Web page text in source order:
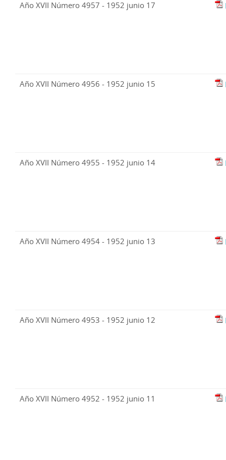
Año XVII Número 4957 - 1952 junio 17
Año XVII Número 4956 - 1952 junio 15
Año XVII Número 4955 - 1952 junio 14
Año XVII Número 4954 - 1952 junio 13
Año XVII Número 4953 - 1952 junio 12
Año XVII Número 4952 - 1952 junio 11